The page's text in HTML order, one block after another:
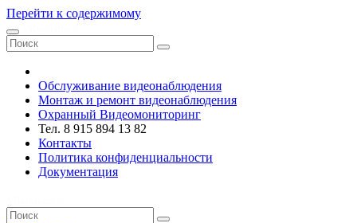
Перейти к содержимому
Обслуживание видеонаблюдения
Монтаж и ремонт видеонаблюдения
Охранный Видеомониторинг
Тел. 8 915 894 13 82
Контакты
Политика конфиденциальности
Документация